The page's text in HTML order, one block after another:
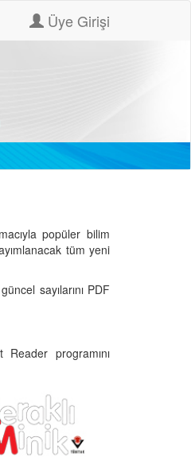
Üye Girişi
popüler bilim
tüm yeni
sayılarını PDF
programını